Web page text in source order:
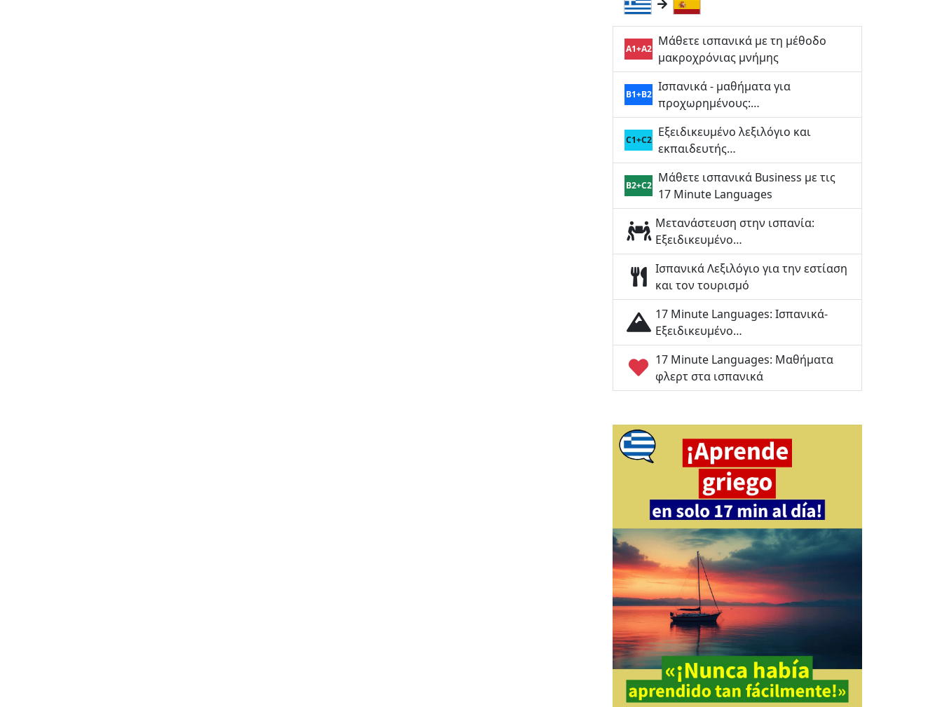
A1+A2
Μάθετε ισπανικά με τη μέθοδο
μακροχρόνιας μνήμης
B1+B2
Ισπανικά - μαθήματα για
προχωρημένους:…
C1+C2
Εξειδικευμένο λεξιλόγιο και
εκπαιδευτής…
B2+C2
Μάθετε ισπανικά Business με τις
17 Minute Languages
Μετανάστευση στην ισπανία:
Εξειδικευμένο…
Ισπανικά Λεξιλόγιο για την εστίαση
και τον τουρισμό
17 Minute Languages: Ισπανικά-
Εξειδικευμένο…
17 Minute Languages: Μαθήματα
φλερτ στα ισπανικά